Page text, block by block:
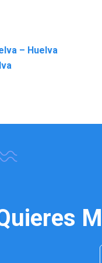
– Huelva